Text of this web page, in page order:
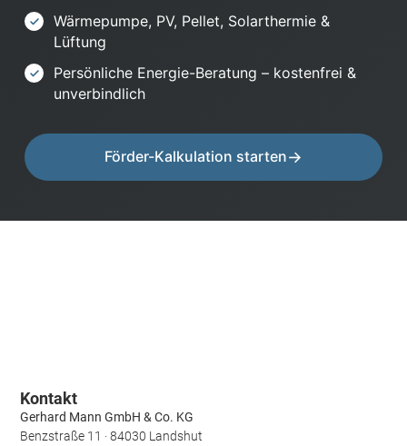
Wärmepumpe, PV, Pellet, Solarthermie &
Lüftung
Persönliche Energie-Beratung – kostenfrei &
unverbindlich
Förder-Kalkulation starten
Kontakt
Gerhard Mann GmbH & Co. KG
Benzstraße 11 · 84030 Landshut